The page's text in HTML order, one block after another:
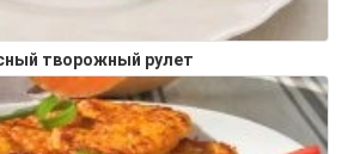
творожный рулет